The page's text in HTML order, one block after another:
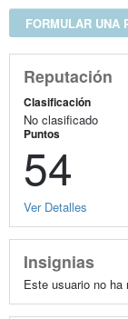
FORMULAR UNA
Reputación
Clasificación
No clasificado
Puntos
54
Ver Detalles
Insignias
Este usuario no ha